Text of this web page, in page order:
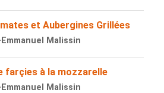
et Aubergines Grillées
Malissin
farçies à la mozzarelle
Malissin